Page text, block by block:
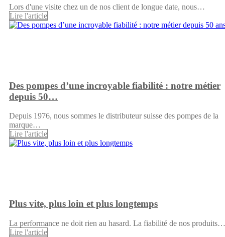
Lors d'une visite chez un de nos client de longue date, nous…
Lire l'article
Des pompes d’une incroyable fiabilité : notre métier
depuis 50…
Depuis 1976, nous sommes le distributeur suisse des pompes de la
marque…
Lire l'article
Plus vite, plus loin et plus longtemps
La performance ne doit rien au hasard. La fiabilité de nos produits…
Lire l'article